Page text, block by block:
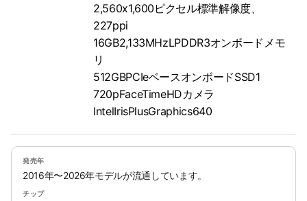
2,560x1,600ピクセル標準解像度、
227ppi
16GB2,133MHzLPDDR3オンボードメモ
リ
512GBPCIeベースオンボードSSD1
720pFaceTimeHDカメラ
IntelIrisPlusGraphics640
発売年
2016年〜2026年モデルが流通しています。
チップ